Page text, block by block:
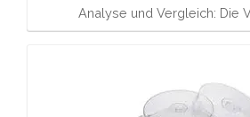
Analyse und Vergleich: Die